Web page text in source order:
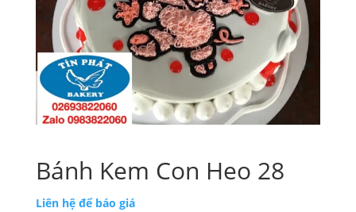
Bánh Kem Con Heo 28
Liên hệ để báo giá